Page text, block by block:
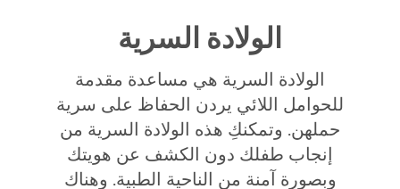
الولادة السرية
الولادة السرية هي مساعدة مقدمة
للحوامل اللائي يردن الحفاظ على سرية
حملهن. وتمكنكِ هذه الولادة السرية من
إنجاب طفلك دون الكشف عن هويتك
وبصورة آمنة من الناحية الطبية. وهناك